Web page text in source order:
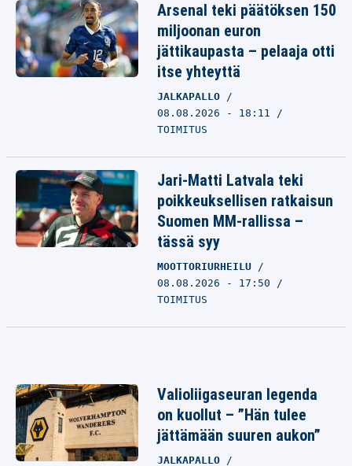
Arsenal teki päätöksen 150
miljoonan euron
jättikaupasta – pelaaja otti
itse yhteyttä
JALKAPALLO
08.08.2026 - 18:11
TOIMITUS
Jari-Matti Latvala teki
poikkeuksellisen ratkaisun
Suomen MM-rallissa –
tässä syy
MOOTTORIURHEILU
08.08.2026 - 17:50
TOIMITUS
Valioliigaseuran legenda
on kuollut – ”Hän tulee
jättämään suuren aukon”
JALKAPALLO